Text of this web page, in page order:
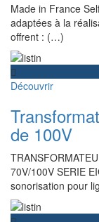
Made in France
adaptées à la
offrent : (…)
Découvrir
de 100V
70V/100V SERIE
sonorisation pour